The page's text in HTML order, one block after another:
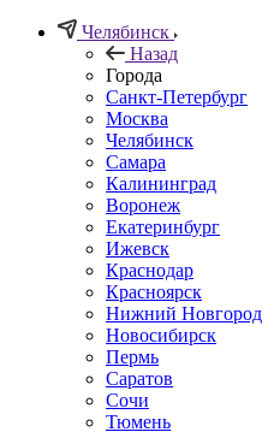
Челябинск
Назад
Города
Санкт-Петербург
Москва
Челябинск
Самара
Калининград
Воронеж
Екатеринбург
Ижевск
Краснодар
Красноярск
Нижний Новгород
Новосибирск
Пермь
Саратов
Сочи
Тюмень